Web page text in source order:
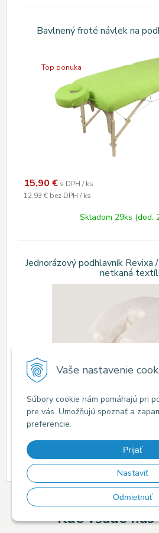
Vaše nastavenie
Súbory cookie nám pomáhajú pri
pre vás. Umožňujú spoznať a
preferencie.
Prijať
Nastaviť
Odmietnuť
Bavlnený froté návlek na
Top ponuka
15,90 € s DPH / ks.
12,93 € bez DPH / ks.
Skladom 29ks (dod.
Jednorázový podhlavník
netkaná
5,90€s DPH / ks.
4,80 €bez DPH / ks.
Skladom 25ks (dod.
Kde všade